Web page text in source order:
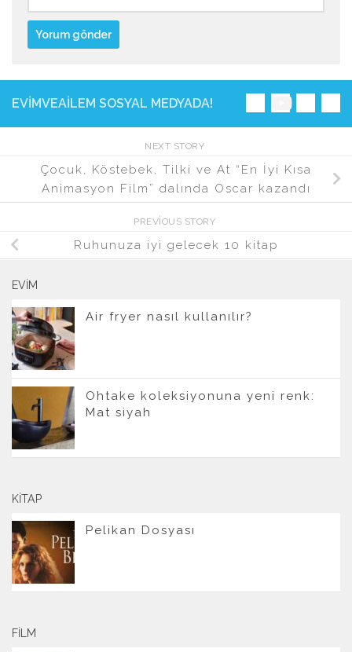
EVIMVEAILEM SOSYAL MEDYADA!
NEXT STORY
Çocuk, Köstebek, Tilki ve At “En İyi Kısa
Animasyon Film” dalında Oscar kazandı
PREVIOUS STORY
Ruhunuza iyi gelecek 10 kitap
EVIM
Air fryer nasıl kullanılır?
Ohtake koleksiyonuna yeni renk:
Mat siyah
KITAP
Pelikan Dosyası
FILM